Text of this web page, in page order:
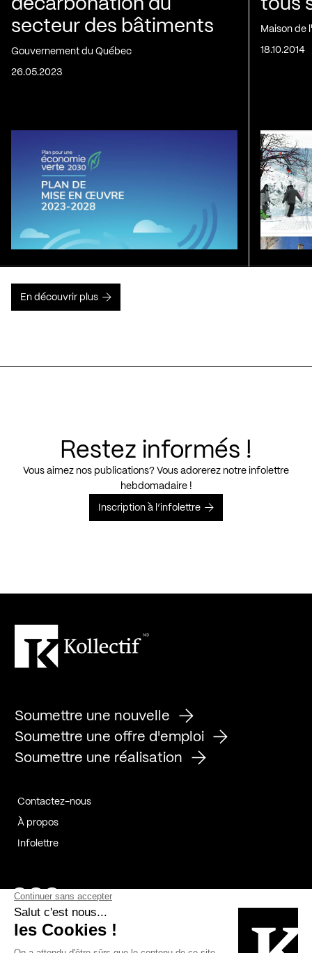
décarbonation du
secteur des bâtiments
Gouvernement du Québec
26.05.2023
tous
Maison de
18.10.2014
En découvrir plus
Restez informés !
Vous aimez nos publications? Vous adorerez notre infolettre
hebdomadaire !
Inscription à l’infolettre
Soumettre une nouvelle
Soumettre une offre d'emploi
Soumettre une réalisation
Contactez-nous
À propos
Infolettre
Page Facebook de Kollectif
Page Instagram de Kollectif
Page Linkedin de Kollectif